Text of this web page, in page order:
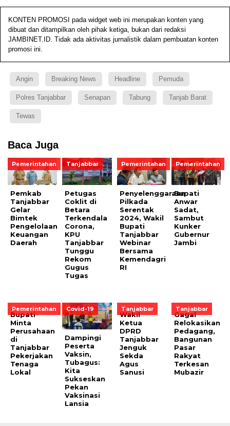
KONTEN PROMOSI pada widget web ini merupakan konten yang
dibuat dan ditampilkan oleh pihak ketiga, bukan dari redaksi
JAMBINET.ID. Tidak ada aktivitas jurnalistik dalam pembuatan konten
promosi ini.
Angin Breaking News Headline Pemuda
Polres Tanjabbar Senapan Tabung Tanjab Barat
Tewas
Baca Juga
Pemerintahan
Pemkab
Tanjabbar
Gelar
Bimtek
Pengelolaan
Keuangan
Daerah
Tanjabbar
Petugas
Coklit di
Betara
Terkendala
Corona,
KPU
Tanjabbar
Tunggu
Rekom
Gugus
Tugas
Pemerintahan
Penyelenggaraan
Pilkada
Serentak
2024, Wakil
Bupati
Tanjabbar
Webinar
Bersama
Kemendagri
RI
Pemerintahan
Bupati
Anwar
Sadat,
Sambut
Kunker
Gubernur
Jambi
Pemerintahan
Bupati
Minta
Perusahaan
di
Tanjabbar
Pekerjakan
Tenaga
Lokal
Covid-19
Dampingi
Peserta
Vaksin,
Tubagus:
Kita
Sukseskan
Pekan
Vaksinasi
Lansia
Tanjabbar
Wakil
Ketua
DPRD
Tanjabbar
Jenguk
Sekda
Agus
Sanusi
Tanjabbar
Gagal
Relokasikan
Pedagang,
Bangunan
Pasar
Rakyat
Terkesan
Mubazir